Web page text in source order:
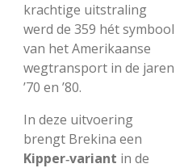
krachtige uitstraling
werd de 359 hét symbool
van het Amerikaanse
wegtransport in de jaren
’70 en ’80.
In deze uitvoering
brengt Brekina een
Kipper‑variant in de